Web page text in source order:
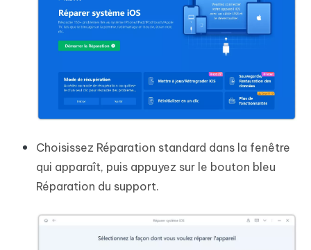
Choisissez Réparation standard dans la fenêtre
qui apparaît, puis appuyez sur le bouton bleu
Réparation du support.